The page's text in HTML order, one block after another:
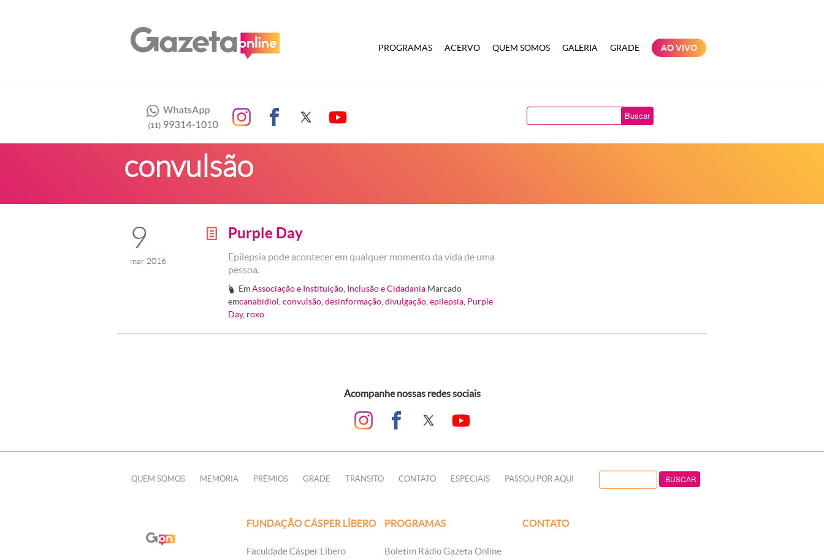
PROGRAMAS ACERVO QUEM SOMOS GALERIA GRADE AO VIVO
Buscar
convulsão
9
mar 2016
g Purple Day
Epilepsia pode acontecer em qualquer momento da vida de uma
pessoa.
# EmAssociação e Instituição Inclusão e Cidadania Marcado
emcanabidiol convulsão desinformação divulgação epilepsia Purple
Day, roxo
Acompanhe nossas redes sociais
QUEM SOMOS MEMÓRIA PRÊMIOS GRADE TRÂNSITO CONTATO ESPECIAIS PASSOU POR AQUI
FUNDAÇÃO CÁSPER LÍBERO
Faculdade Cásper Líbero
PROGRAMAS
Boletim Rádio Gazeta Online
CONTATO